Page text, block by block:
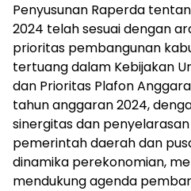
Penyusunan Raperda
2024 telah sesuai dengan
prioritas pembangunan
tertuang dalam Kebijakan
dan Prioritas Plafon
tahun anggaran 2024,
sinergitas dan
pemerintah daerah dan
dinamika perekonomian,
mendukung agenda